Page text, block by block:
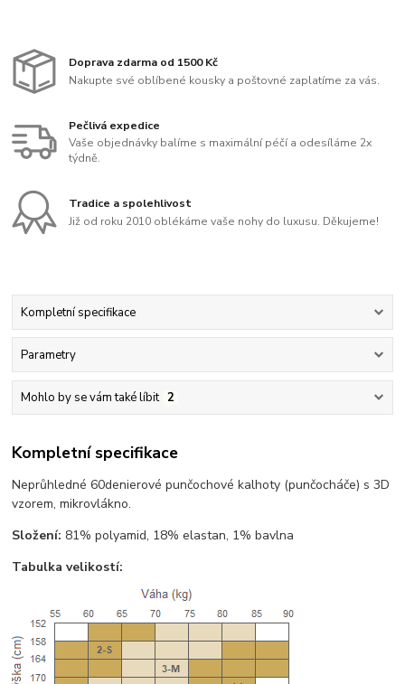
Doprava zdarma od 1500 Kč
Nakupte své oblíbené kousky a poštovné zaplatíme za vás.
Pečlivá expedice
Vaše objednávky balíme s maximální péčí a odesíláme 2x
týdně.
Tradice a spolehlivost
Již od roku 2010 oblékáme vaše nohy do luxusu. Děkujeme!
Kompletní specifikace
Parametry
Mohlo by se vám také líbit 2
Kompletní specifikace
Neprůhledné 60denierové punčochové kalhoty (punčocháče) s 3D
vzorem, mikrovlákno.
Složení: 81% polyamid, 18% elastan, 1% bavlna
Tabulka velikostí: